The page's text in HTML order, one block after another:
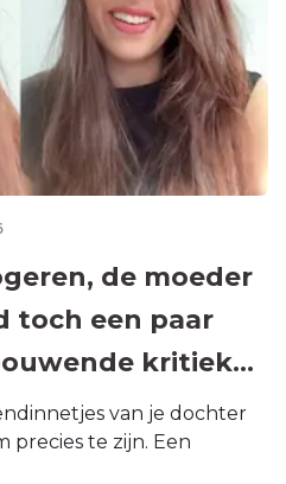
de moeder
toch een paar
kritiek…
van je dochter
precies te zijn. Een